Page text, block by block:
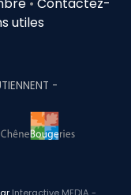
• Contactez-
utiles
-